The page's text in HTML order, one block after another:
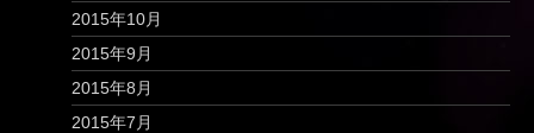
2015年10月
2015年9月
2015年8月
2015年7月